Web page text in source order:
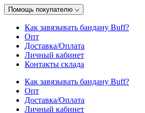
Помощь покупателю
Как завязывать бандану Buff?
Опт
Доставка/Оплата
Личный кабинет
Контакты склада
Как завязывать бандану Buff?
Опт
Доставка/Оплата
Личный кабинет